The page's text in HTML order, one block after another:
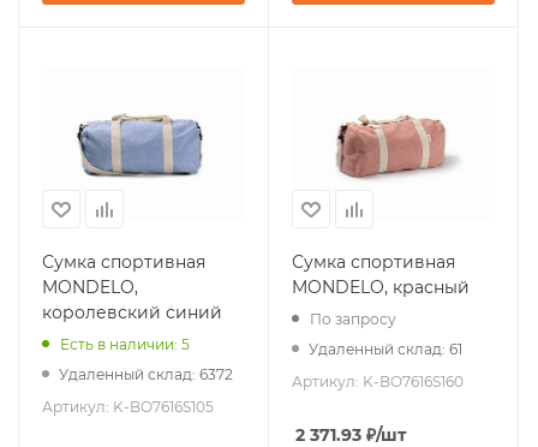
Сумка спортивная
MONDELO,
королевский синий
Есть в наличии: 5
Удаленный склад: 6372
Артикул: K-BO7616S105
Сумка спортивная
MONDELO, красный
По запросу
Удаленный склад: 61
Артикул: K-BO7616S160
2 371.93 ₽/шт